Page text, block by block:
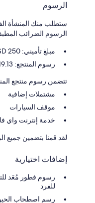
الرسوم
ستطلب منك المنشأة
الرسوم الضرائب
مبلغ تأميني: 250 USD لكل مكان إقامة، لكل إقامة
رسوم المنتجع: 19.13 USD لكل مكان إقامة في في الليلة
تتضمن رسوم منتجع
مشتملات إضافية
موقف السيارات
خدمة إنترنت واي
لقد قمنا بتضمين جميع
إضافات اختيارية
للفرد